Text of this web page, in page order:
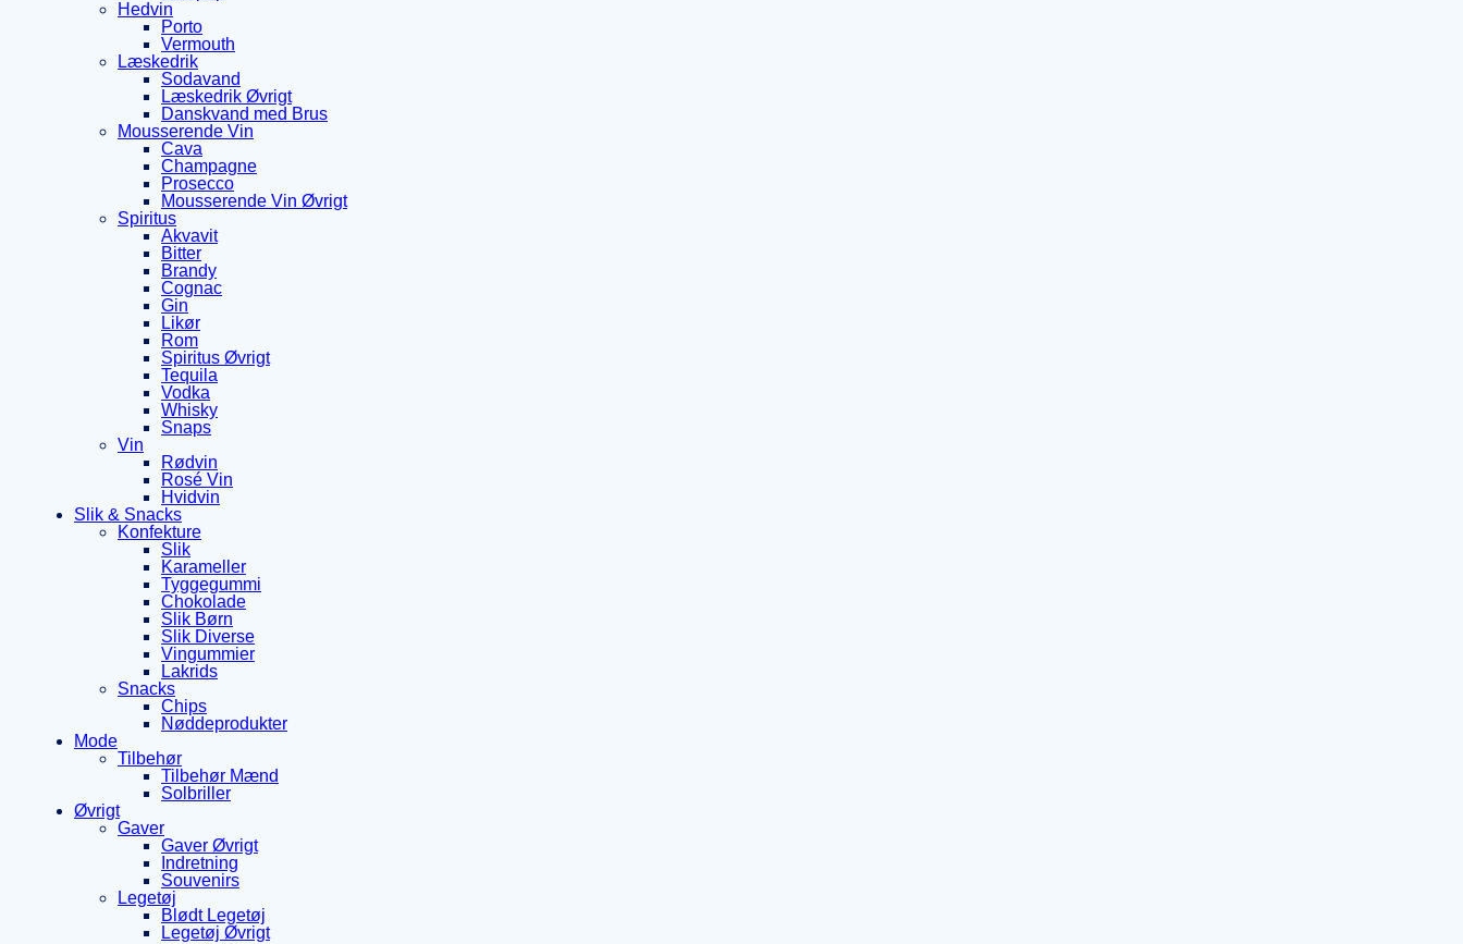
Hedvin
Porto
Vermouth
Læskedrik
Sodavand
Læskedrik Øvrigt
Danskvand med Brus
Mousserende Vin
Cava
Champagne
Prosecco
Mousserende Vin Øvrigt
Spiritus
Akvavit
Bitter
Brandy
Cognac
Gin
Likør
Rom
Spiritus Øvrigt
Tequila
Vodka
Whisky
Snaps
Vin
Rødvin
Rosé Vin
Hvidvin
Slik & Snacks
Konfekture
Slik
Karameller
Tyggegummi
Chokolade
Slik Børn
Slik Diverse
Vingummier
Lakrids
Snacks
Chips
Nøddeprodukter
Mode
Tilbehør
Tilbehør Mænd
Solbriller
Øvrigt
Gaver
Gaver Øvrigt
Indretning
Souvenirs
Legetøj
Blødt Legetøj
Legetøj Øvrigt